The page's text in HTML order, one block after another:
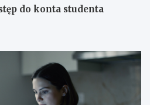
do konta studenta